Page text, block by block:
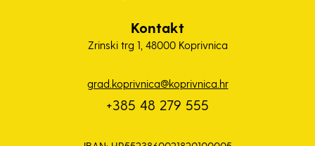
Kontakt
Zrinski trg 1, 48000 Koprivnica
grad.koprivnica@koprivnica.hr
+385 48 279 555